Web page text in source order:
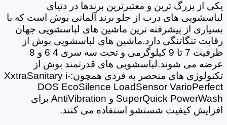
یکی از بزرگ ترین و معتبرترین برندها در دنیای
لباسشویی های درب از جلو برند آلمانی بوش است که با
بسیاری از پیشرفته ترین ماشین های لباسشویی جهان
رقابت تنگاتنگی دارد.ماشین های لباسشویی بوش از
ظرفیت 7 تا 9 کیلوگرمی و تحت سه سری 4 6 و 8
عرضه می شوند.لباسشویی های قدرتمند بوش از
تکنولوژی های منحصر به فردی همچون:XxtraSanitary i-
DOS EcoSilence LoadSensor VarioPerfect
SuperQuick PowerWash و AntiVibration برای
افزایش کیفیت شستشو استفاده می کنند.